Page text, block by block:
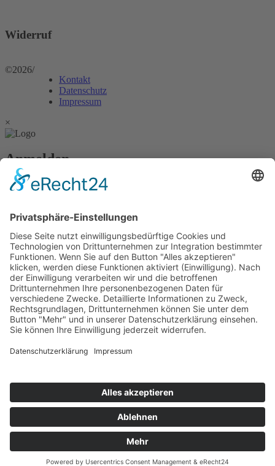
Widerruf
©2026/
Kontakt
Datenschutz
Impressum
×
Anmelden
Passwort vergessen?
Angemeldet bleiben
Anmelden
Zum Inhalt springen
Vertrag widerrufen
Werkzeugleiste öffnen
Zurücksetzen